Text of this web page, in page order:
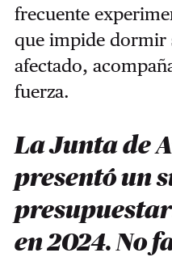
frecuente
que impide dormir
afectado,
fuerza.
La Junta de
presentó un
en 2024. No